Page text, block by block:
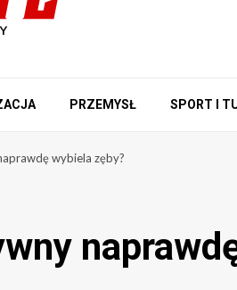
PRZEMYSŁ SPORT I
wybiela zęby?